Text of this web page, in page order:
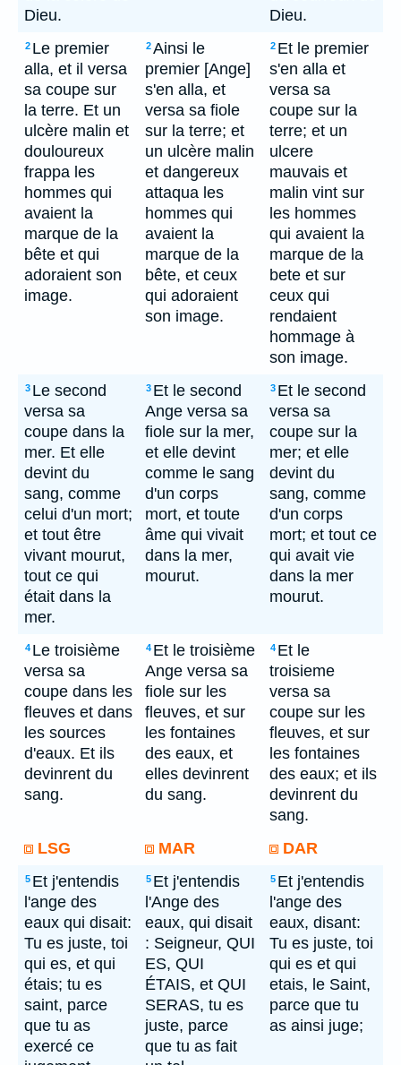
Dieu.
Dieu.
2 Le premier
alla, et il versa
sa coupe sur
la terre. Et un
ulcère malin et
douloureux
frappa les
hommes qui
avaient la
marque de la
bête et qui
adoraient son
image.
2Ainsi le
premier [Ange]
s'en alla, et
versa sa fiole
sur la terre; et
un ulcère malin
et dangereux
attaqua les
hommes qui
avaient la
marque de la
bête, et ceux
qui adoraient
son image.
2 Et le premier
s'en alla et
versa sa
coupe sur la
terre; et un
ulcere
mauvais et
malin vint sur
les hommes
qui avaient la
marque de la
bete et sur
ceux qui
rendaient
hommage à
son image.
3 Le second
versa sa
coupe dans la
mer. Et elle
devint du
sang, comme
celui d'un mort;
et tout être
vivant mourut,
tout ce qui
était dans la
mer.
3 Et le second
Ange versa sa
fiole sur la mer,
et elle devint
comme le sang
d'un corps
mort, et toute
âme qui vivait
dans la mer,
mourut.
3 Et le second
versa sa
coupe sur la
mer; et elle
devint du
sang, comme
d'un corps
mort; et tout ce
qui avait vie
dans la mer
mourut.
4 Le troisième
versa sa
coupe dans les
fleuves et dans
les sources
d'eaux. Et ils
devinrent du
sang.
4 Et le troisième
Ange versa sa
fiole sur les
fleuves, et sur
les fontaines
des eaux, et
elles devinrent
du sang.
4 Et le
troisieme
versa sa
coupe sur les
fleuves, et sur
les fontaines
des eaux; et ils
devinrent du
sang.
LSG
MAR DAR
5 Et j'entendis
l'ange des
eaux qui disait:
Tu es juste, toi
qui es, et qui
étais; tu es
saint, parce
que tu as
exercé ce
5 Et j'entendis
l'Ange des
eaux, qui disait
: Seigneur, QUI
ES, QUI
ÉTAIS, et QUI
SERAS, tu es
juste, parce
que tu as fait
5 Et j'entendis
l'ange des
eaux, disant:
Tu es juste, toi
qui es et qui
etais, le Saint,
parce que tu
as ainsi juge;